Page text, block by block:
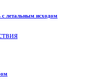
с летальным исходом